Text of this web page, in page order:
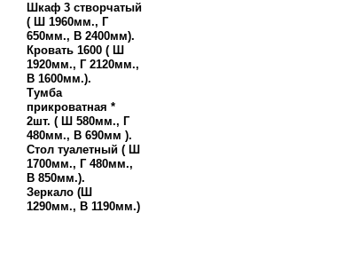
Шкаф 3 створчатый
( Ш 1960мм., Г
650мм., В 2400мм).
Кровать 1600 ( Ш
1920мм., Г 2120мм.,
В 1600мм.).
Тумба
прикроватная *
2шт. ( Ш 580мм., Г
480мм., В 690мм ).
Стол туалетный ( Ш
1700мм., Г 480мм.,
В 850мм.).
Зеркало (Ш
1290мм., В 1190мм.)